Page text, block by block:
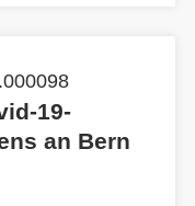
19-
an Bern